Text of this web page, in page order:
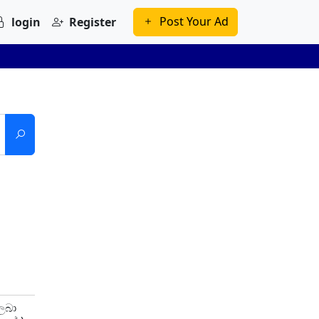
login Register Post Your Ad